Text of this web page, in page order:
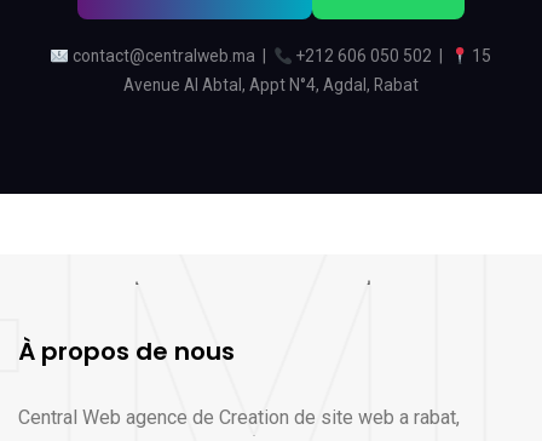
contact@centralweb.ma +212 606 050 502
15
Avenue Al Abtal, Appt N°4, Agdal, Rabat
À propos de nous
Central Web agence de Creation de site web a rabat,